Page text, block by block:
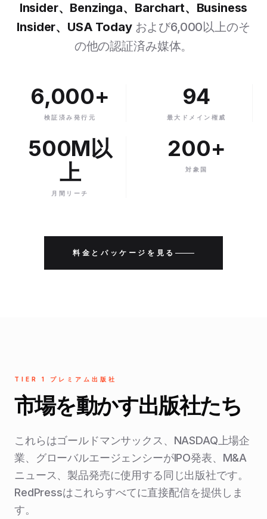
Insider、Benzinga、Barchart、Business
Insider、USA Todayおよび6,000以上のそ
の他の認証済み媒体。
6,000+
検証済み発行元
94
最大ドメイン権威
500M以
上
月間リーチ
200+
対象国
料金とパッケージを見る
TIER 1 プレミアム出版社
市場を動かす出版社たち
これらはゴールドマンサックス、NASDAQ上場企
業、グローバルエージェンシーがIPO発表、M&A
ニュース、製品発売に使用する同じ出版社です。
RedPressはこれらすべてに直接配信を提供しま
す。